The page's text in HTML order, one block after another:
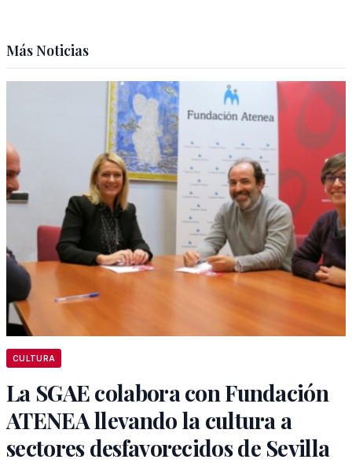
Más Noticias
CULTURA
La SGAE colabora con Fundación
ATENEA llevando la cultura a
sectores desfavorecidos de Sevilla